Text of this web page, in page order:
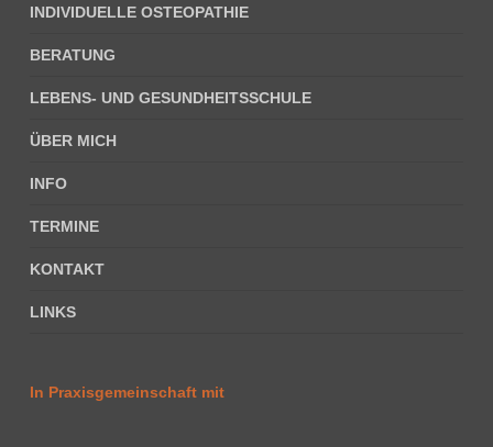
INDIVIDUELLE OSTEOPATHIE
BERATUNG
LEBENS- UND GESUNDHEITSSCHULE
ÜBER MICH
INFO
TERMINE
KONTAKT
LINKS
In Praxisgemeinschaft mit